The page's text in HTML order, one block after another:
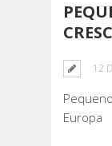
12
Europa